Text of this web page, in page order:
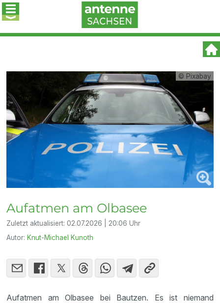
© Pixabay
Aufatmen am Olbasee
Zuletzt aktualisiert:02.07.2026 | 20:06 Uhr
Autor: Knut-Michael Kunoth
Aufatmen am Olbasee bei Bautzen. Es ist niemand